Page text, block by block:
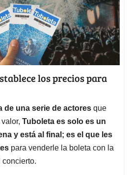
los precios para
de una serie de actores que
Tuboleta es solo es un
y está al final; es el que les
para venderle la boleta con la
concierto.